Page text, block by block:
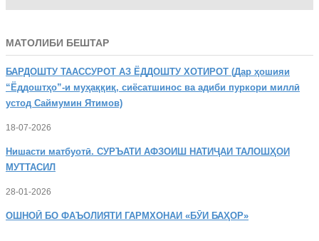
МАТОЛИБИ БЕШТАР
БАРДОШТУ ТААССУРОТ АЗ ЁДДОШТУ ХОТИРОТ (Дар ҳошияи
“Ёддоштҳо”-и муҳаққиқ, сиёсатшинос ва адиби пуркори миллӣ
устод Саймумин Ятимов)
18-07-2026
Нишасти матбуотӣ. СУРЪАТИ АФЗОИШ НАТИҶАИ ТАЛОШҲОИ
МУТТАСИЛ
28-01-2026
ОШНОӢ БО ФАЪОЛИЯТИ ГАРМХОНАИ «БӮИ БАҲОР»